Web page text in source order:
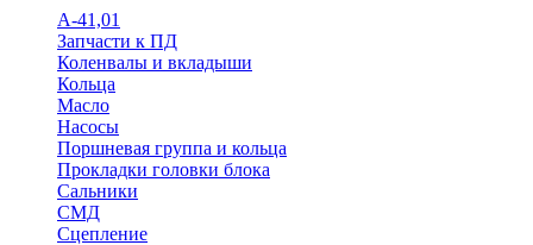
А-41,01
Запчасти к ПД
Коленвалы и вкладыши
Кольца
Масло
Насосы
Поршневая группа и кольца
Прокладки головки блока
Сальники
СМД
Сцепление